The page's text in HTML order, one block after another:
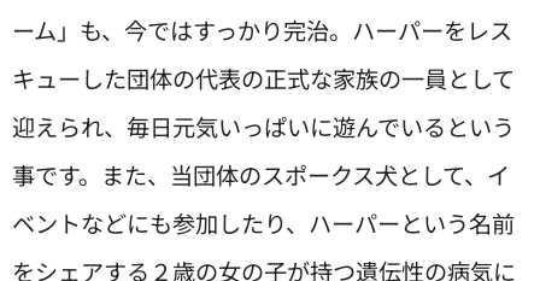
ーム」も、今ではすっかり完治。ハーパーをレス
キューした団体の代表の正式な家族の一員として
迎えられ、毎日元気いっぱいに遊んでいるという
事です。また、当団体のスポークス犬として、イ
ベントなどにも参加したり、ハーパーという名前
をシェアする２歳の女の子が持つ遺伝性の病気に